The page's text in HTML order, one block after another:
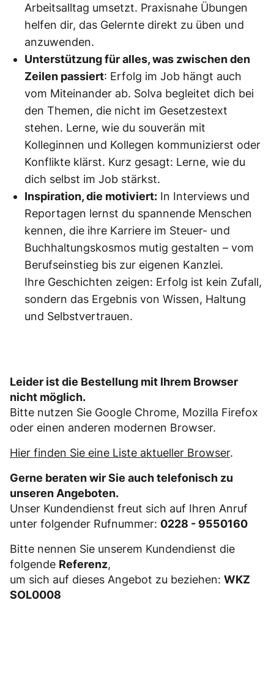
Arbeitsalltag umsetzt. Praxisnahe Übungen
helfen dir, das Gelernte direkt zu üben und
anzuwenden.
Unterstützung für alles, was zwischen den
Zeilen passiert: Erfolg im Job hängt auch
vom Miteinander ab. Solva begleitet dich bei
den Themen, die nicht im Gesetzestext
stehen. Lerne, wie du souverän mit
Kolleginnen und Kollegen kommunizierst oder
Konflikte klärst. Kurz gesagt: Lerne, wie du
dich selbst im Job stärkst.
Inspiration, die motiviert: In Interviews und
Reportagen lernst du spannende Menschen
kennen, die ihre Karriere im Steuer- und
Buchhaltungskosmos mutig gestalten – vom
Berufseinstieg bis zur eigenen Kanzlei.
Ihre Geschichten zeigen: Erfolg ist kein Zufall,
sondern das Ergebnis von Wissen, Haltung
und Selbstvertrauen.
Leider ist die Bestellung mit Ihrem Browser
nicht möglich.
Bitte nutzen Sie Google Chrome, Mozilla Firefox
oder einen anderen modernen Browser.
Hier finden Sie eine Liste aktueller Browser.
Gerne beraten wir Sie auch telefonisch zu
unseren Angeboten.
Unser Kundendienst freut sich auf Ihren Anruf
unter folgender Rufnummer: 0228 - 9550160
Bitte nennen Sie unserem Kundendienst die
folgende Referenz,
um sich auf dieses Angebot zu beziehen: WKZ
SOL0008